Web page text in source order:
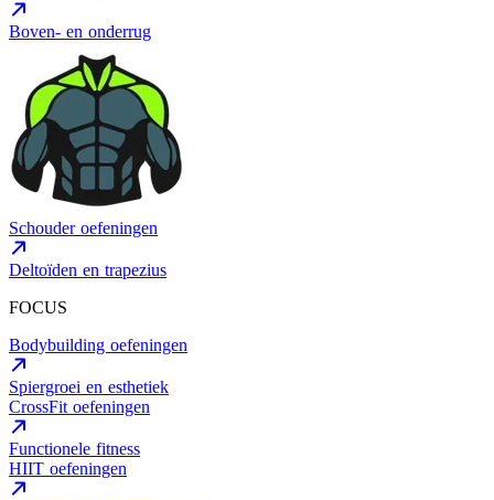
Boven- en onderrug
Schouder oefeningen
Deltoïden en trapezius
FOCUS
Bodybuilding oefeningen
Spiergroei en esthetiek
CrossFit oefeningen
Functionele fitness
HIIT oefeningen